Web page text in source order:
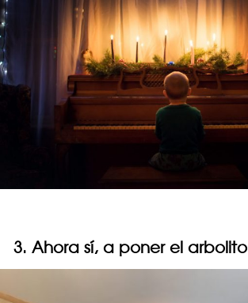
3. Ahora sí, a poner el arbolito